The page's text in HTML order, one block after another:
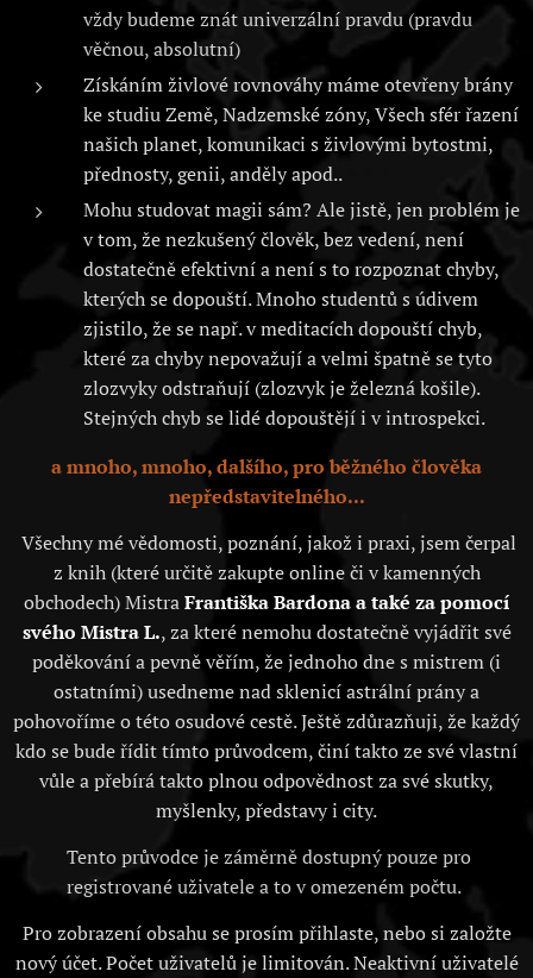
vždy budeme znát univerzální pravdu (pravdu
věčnou, absolutní)
Získáním živlové rovnováhy máme otevřeny brány
ke studiu Země, Nadzemské zóny, Všech sfér řazení
našich planet, komunikaci s živlovými bytostmi,
přednosty, genii, anděly apod..
Mohu studovat magii sám? Ale jistě, jen problém je
v tom, že nezkušený člověk, bez vedení, není
dostatečně efektivní a není s to rozpoznat chyby,
kterých se dopouští. Mnoho studentů s údivem
zjistilo, že se např. v meditacích dopouští chyb,
které za chyby nepovažují a velmi špatně se tyto
zlozvyky odstraňují (zlozvyk je železná košile).
Stejných chyb se lidé dopouštějí i v introspekci.
a mnoho, mnoho, dalšího, pro běžného člověka
nepředstavitelného...
Všechny mé vědomosti, poznání, jakož i praxi, jsem čerpal
z knih (které určitě zakupte online či v kamenných
obchodech) MistraFrantiška Bardona a také za pomocí
svého Mistra L., za které nemohu dostatečně vyjádřit své
poděkování a pevně věřím, že jednoho dne s mistrem (i
ostatními) usedneme nad sklenicí astrální prány a
pohovoříme o této osudové cestě. Ještě zdůrazňuji, že každý
kdo se bude řídit tímto průvodcem, činí takto ze své vlastní
vůle a přebírá takto plnou odpovědnost za své skutky,
myšlenky, představy i city.
Tento průvodce je záměrně dostupný pouze pro
registrované uživatele a to v omezeném počtu.
Pro zobrazení obsahu se prosím přihlaste, nebo si založte
nový účet. Počet uživatelů je limitován. Neaktivní uživatelé